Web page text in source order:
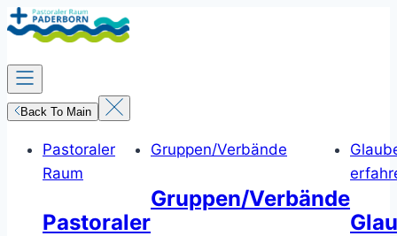
Zum
Inhalt
springen
Back To Main
Pastoraler
Raum
Pastoraler
Gruppen/Verbände
Gruppen/Verbände